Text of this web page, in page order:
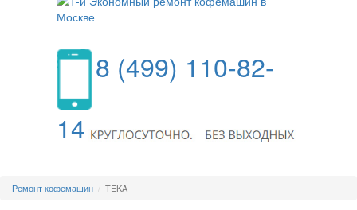
8 (499) 110-82-
14
Ремонт кофемашин TEKA